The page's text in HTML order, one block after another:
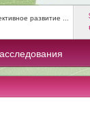
развитие ...